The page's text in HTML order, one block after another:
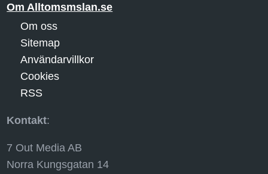
Om Alltomsmslan.se
Om oss
Sitemap
Användarvillkor
Cookies
RSS
Kontakt:
7 Out Media AB
Norra Kungsgatan 14